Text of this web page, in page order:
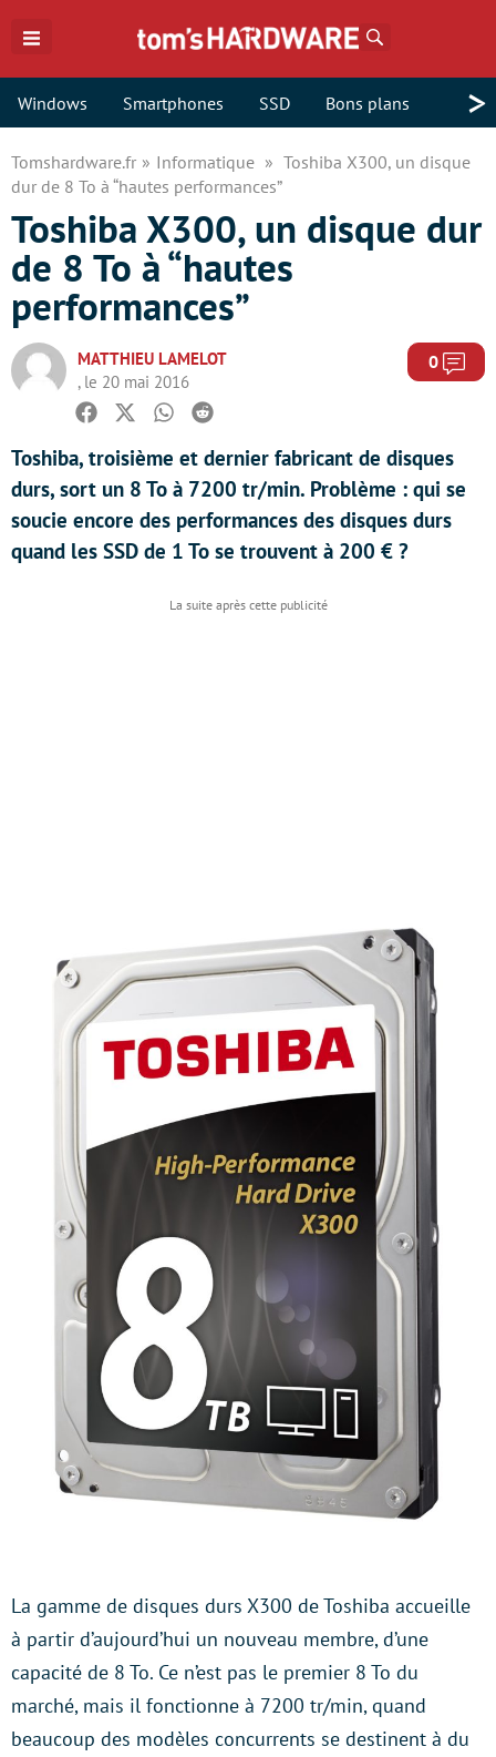
Windows Smartphones SSD Bons plans >
Tomshardware.fr Informatique
Toshiba X300, un disque
dur de 8 To à “hautes performances”
Toshiba X300, un disque dur
de 8 To à “hautes
performances”
MATTHIEU LAMELOT
, le 20 mai 2016
0
Facebook
TwitterWhatsapp
Reddit
Toshiba, troisième et dernier fabricant de disques
durs, sort un 8 To à 7200 tr/min. Problème : qui se
soucie encore des performances des disques durs
quand les SSD de 1 To se trouvent à 200 € ?
La gamme de disques durs X300 de Toshiba accueille
à partir d’aujourd’hui un nouveau membre, d’une
capacité de 8 To. Ce n’est pas le premier 8 To du
marché, mais il fonctionne à 7200 tr/min, quand
beaucoup des modèles concurrents se destinent à du